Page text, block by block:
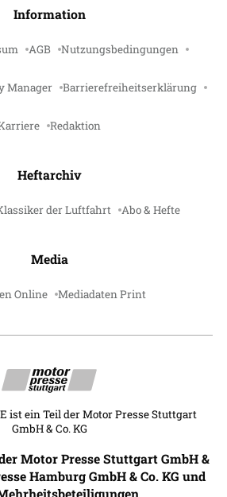
Information
AGB Nutzungsbedingungen
Manager Barrierefreiheitserklärung
Redaktion
Heftarchiv
der Luftfahrt Abo & Hefte
Media
Online Mediadaten Print
ist ein Teil der Motor Presse Stuttgart
GmbH & Co. KG
Motor Presse Stuttgart GmbH &
Hamburg GmbH & Co. KG und